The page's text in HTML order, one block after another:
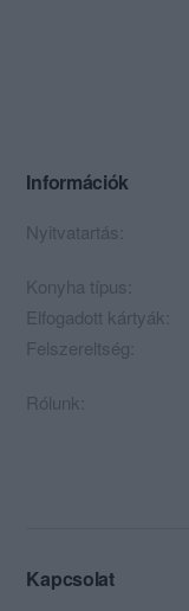
Információk
Nyitvatartás:
Konyha típus:
Elfogadott kártyák:
Felszereltség:
Rólunk:
Kapcsolat